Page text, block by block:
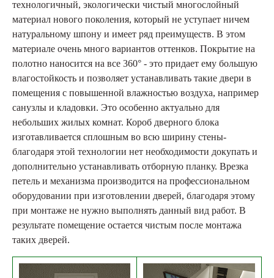
технологичный, экологически чистый многослойный
материал нового поколения, который не уступает ничем
натуральному шпону и имеет ряд преимуществ. В этом
материале очень много вариантов оттенков. Покрытие на
полотно наносится на все 360° - это придает ему большую
влагостойкость и позволяет устанавливать такие двери в
помещения с повышенной влажностью воздуха, например
санузлы и кладовки. Это особенно актуально для
небольших жилых комнат. Короб дверного блока
изготавливается сплошным во всю ширину стены-
благодаря этой технологии нет необходимости докупать и
дополнительно устанавливать отборную планку. Врезка
петель и механизма производится на профессиональном
оборудовании при изготовлении дверей, благодаря этому
при монтаже не нужно выполнять данный вид работ. В
результате помещение остается чистым после монтажа
таких дверей.